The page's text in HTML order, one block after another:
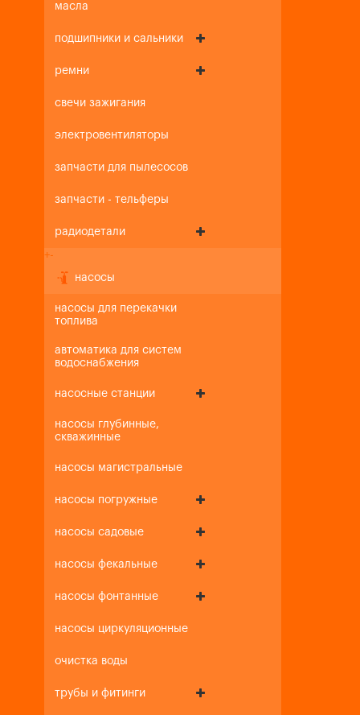
масла
подшипники и сальники
ремни
свечи зажигания
электровентиляторы
запчасти для пылесосов
запчасти - тельферы
радиодетали
+-
насосы
насосы для перекачки
топлива
автоматика для систем
водоснабжения
насосные станции
насосы глубинные,
скважинные
насосы магистральные
насосы погружные
насосы садовые
насосы фекальные
насосы фонтанные
насосы циркуляционные
очистка воды
трубы и фитинги